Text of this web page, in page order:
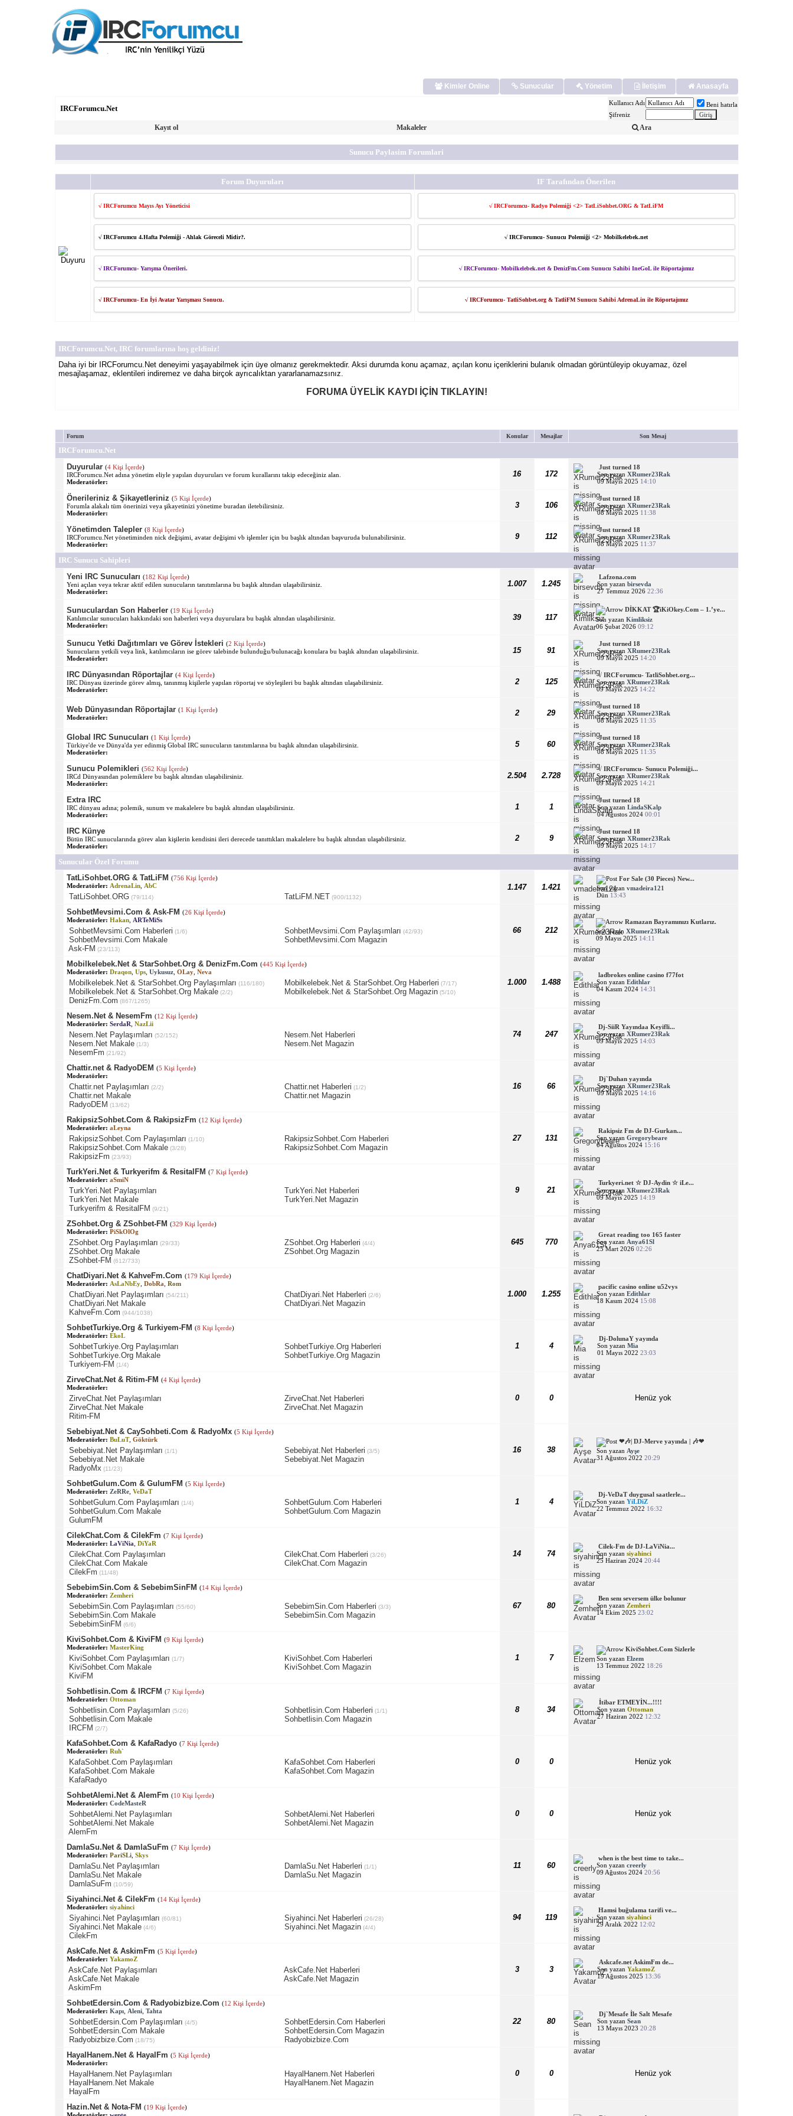
Anasayfa
İletişim
Yönetim
Sunucular
Kimler Online
IRCForumcu.Net
Kullanıcı Adı
Beni hatırla
Şifreniz
Kayıt ol Makaleler Ara
Sunucu Paylasim Forumlari
Forum Duyuruları IF Tarafından Önerilen
√ IRCForumcu Mayıs Ayı Yöneticisi
√ IRCForumcu 4.Hafta Polemiği - Ahlak Göreceli Midir?.
√ IRCForumcu- Yarışma Önerileri.
√ IRCForumcu- En İyi Avatar Yarışması Sonucu.
√ IRCForumcu- Radyo Polemiği <2> TatLiSohbet.ORG & TatLiFM
√ IRCForumcu- Sunucu Polemiği <2> Mobilkelebek.net
√ IRCForumcu- Mobilkelebek.net & DenizFm.Com Sunucu Sahibi IneGoL ile Röportajımız
√ IRCForumcu- TatliSohbet.org & TatliFM Sunucu Sahibi AdrenaLin ile Röportajımız
IRCForumcu.Net, IRC forumlarına hoş geldiniz!
Daha iyi bir IRCForumcu.Net deneyimi yaşayabilmek için üye olmanız gerekmektedir. Aksi durumda konu açamaz, açılan konu içeriklerini bulanık olmadan görüntüleyip okuyamaz, özel
mesajlaşamaz, eklentileri indiremez ve daha birçok ayrıcalıktan yararlanamazsınız.
FORUMA ÜYELİK KAYDI İÇİN TIKLAYIN!
Forum Konular Mesajlar Son Mesaj
IRCForumcu.Net
Duyurular (4 Kişi İçerde)
IRCForumcu.Net adına yönetim eliyle yapılan duyuruları ve forum kurallarını takip edeceğiniz alan.
Moderatörler:
16 172
Just turned 18
Son yazan XRumer23Rak
09 Mayıs 2025 14:10
Önerileriniz & Şikayetleriniz (5 Kişi İçerde)
Forumla alakalı tüm önerinizi veya şikayetinizi yönetime buradan iletebilirsiniz.
Moderatörler:
3 106
Just turned 18
Son yazan XRumer23Rak
08 Mayıs 2025 11:38
Yönetimden Talepler (8 Kişi İçerde)
IRCForumcu.Net yönetiminden nick değişimi, avatar değişimi vb işlemler için bu başlık altından başvuruda bulunabilirsiniz.
Moderatörler:
9 112
Just turned 18
Son yazan XRumer23Rak
08 Mayıs 2025 11:37
IRC Sunucu Sahipleri
Yeni IRC Sunucuları (182 Kişi İçerde)
Yeni açılan veya tekrar aktif edilen sunucuların tanıtımlarına bu başlık altından ulaşabilirsiniz.
Moderatörler:
1.007 1.245
Lafzona.com
Son yazan birsevda
27 Temmuz 2026 22:36
Sunuculardan Son Haberler (19 Kişi İçerde)
Katılımcılar sunucuları hakkındaki son haberleri veya duyurulara bu başlık altından ulaşabilirsiniz.
Moderatörler:
39 117
DİKKAT 🏆iKiOkey.Com – 1.’ye...
Son yazan Kimliksiz
06 Şubat 2026 09:12
Sunucu Yetki Dağıtımları ve Görev İstekleri (2 Kişi İçerde)
Sunucuların yetkili veya link, katılımcıların ise görev talebinde bulunduğu/bulunacağı konulara bu başlık altından ulaşabilirsiniz.
Moderatörler:
15 91
Just turned 18
Son yazan XRumer23Rak
09 Mayıs 2025 14:20
IRC Dünyasından Röportajlar (4 Kişi İçerde)
IRC Dünyası üzerinde görev almış, tanınmış kişilerle yapılan röportaj ve söyleşileri bu başlık altından ulaşabilirsiniz.
Moderatörler:
2 125
√ IRCForumcu- TatliSohbet.org...
Son yazan XRumer23Rak
09 Mayıs 2025 14:22
Web Dünyasından Röportajlar (1 Kişi İçerde)
Moderatörler:
2 29
Just turned 18
Son yazan XRumer23Rak
08 Mayıs 2025 11:35
Global IRC Sunucuları (1 Kişi İçerde)
Türkiye'de ve Dünya'da yer edinmiş Global IRC sunucuların tanıtımlarına bu başlık altından ulaşabilirsiniz.
Moderatörler:
5 60
Just turned 18
Son yazan XRumer23Rak
08 Mayıs 2025 11:35
Sunucu Polemikleri (562 Kişi İçerde)
IRCd Dünyasından polemiklere bu başlık altından ulaşabilirsiniz.
Moderatörler:
2.504 2.728
√ IRCForumcu- Sunucu Polemiği...
Son yazan XRumer23Rak
09 Mayıs 2025 14:21
Extra IRC
IRC dünyası adına; polemik, sunum ve makalelere bu başlık altından ulaşabilirsiniz.
Moderatörler:
1 1
Just turned 18
Son yazan LindaSKalp
04 Ağustos 2024 00:01
IRC Künye
Bütün IRC sunucularında görev alan kişilerin kendisini ileri derecede tanıttıkları makalelere bu başlık altından ulaşabilirsiniz.
Moderatörler:
2 9
Just turned 18
Son yazan XRumer23Rak
09 Mayıs 2025 14:17
Sunucular Özel Forumu
TatLiSohbet.ORG & TatLiFM (756 Kişi İçerde)
Moderatörler: AdrenaLin, AbC
TatLiSohbet.ORG(79/114) TatLiFM.NET (900/1132)
1.147 1.421
For Sale (30 Pieces) New...
Son yazan vmadeira121
Dün 13:43
SohbetMevsimi.Com & Ask-FM (26 Kişi İçerde)
Moderatörler: Hakan, ARTeMiSs
SohbetMevsimi.Com Haberleri (1/6) SohbetMevsimi.Com Paylaşımları (42/93)
SohbetMevsimi.Com Makale
SohbetMevsimi.Com Magazin
Ask-FM (23/113)
66 212
Ramazan Bayramınızı Kutlarız.
Son yazan XRumer23Rak
09 Mayıs 2025 14:11
Mobilkelebek.Net & StarSohbet.Org & DenizFm.Com (445 Kişi İçerde)
Moderatörler: Draqon, Ups, Uykusuz, OLay, Neva
Mobilkelebek.Net & StarSohbet.Org Paylaşımları (116/180) Mobilkelebek.Net & StarSohbet.Org Haberleri (7/17)
Mobilkelebek.Net & StarSohbet.Org Makale(2/2) Mobilkelebek.Net & StarSohbet.Org Magazin(5/10)
DenizFm.Com (867/1265)
1.000 1.488
ladbrokes online casino f77fot
Son yazan Edithlar
04 Kasım 2024 14:31
Nesem.Net & NesemFm (12 Kişi İçerde)
Moderatörler: SerdaR NazLii
Nesem.Net Paylaşımları (52/152)
Nesem.Net Haberleri
Nesem.Net Makale(1/3)
Nesem.Net Magazin
NesemFm (21/92)
74 247
Dj-SiiR Yayındaa Keyifli...
Son yazan XRumer23Rak
09 Mayıs 2025 14:03
Chattir.net & RadyoDEM (5 Kişi İçerde)
Moderatörler:
Chattir.net Paylaşımları (2/2) Chattir.net Haberleri (1/2)
Chattir.net Makale
Chattir.net Magazin
RadyoDEM (13/62)
16 66
Dj`Duhan yayında
Son yazan XRumer23Rak
09 Mayıs 2025 14:16
RakipsizSohbet.Com & RakipsizFm (12 Kişi İçerde)
Moderatörler: aLeyna
RakipsizSohbet.Com Paylaşımları (1/10)
RakipsizSohbet.Com Haberleri
RakipsizSohbet.Com Makale(3/28)
RakipsizSohbet.Com Magazin
RakipsizFm (23/93)
27 131
Rakipsiz Fm de DJ-Gurkan...
Son yazan Gregorybeare
04 Ağustos 2024 15:16
TurkYeri.Net & Turkyerifm & ResitalFM (7 Kişi İçerde)
Moderatörler: aSmiN
TurkYeri.Net Paylaşımları
TurkYeri.Net Haberleri
TurkYeri.Net Makale
TurkYeri.Net Magazin
Turkyerifm & ResitalFM (9/21)
9 21
Turkyeri.net ☆ DJ-Aydin ☆ iLe...
Son yazan XRumer23Rak
09 Mayıs 2025 14:19
ZSohbet.Org & ZSohbet-FM (329 Kişi İçerde)
Moderatörler: PiSkOlOg
ZSohbet.Org Paylaşımları (29/33) ZSohbet.Org Haberleri (4/4)
ZSohbet.Org Makale
ZSohbet.Org Magazin
ZSohbet-FM (612/733)
645 770
Great reading too 165 faster
Son yazan Anya61Sl
25 Mart 2026 02:26
ChatDiyari.Net & KahveFm.Com (179 Kişi İçerde)
Moderatörler: AsLaNbEy, DobRa Rom
ChatDiyari.Net Paylaşımları (54/211) ChatDiyari.Net Haberleri (2/6)
ChatDiyari.Net Makale
ChatDiyari.Net Magazin
KahveFm.Com (944/1038)
1.000 1.255
pacific casino online u52vys
Son yazan Edithlar
18 Kasım 2024 15:08
SohbetTurkiye.Org & Turkiyem-FM (8 Kişi İçerde)
Moderatörler: EkoL
SohbetTurkiye.Org Paylaşımları
SohbetTurkiye.Org Haberleri
SohbetTurkiye.Org Makale
SohbetTurkiye.Org Magazin
Turkiyem-FM (1/4)
1 4
Dj-DolunaY yayında
Son yazan Mia
01 Mayıs 2022 23:03
ZirveChat.Net & Ritim-FM (4 Kişi İçerde)
Moderatörler:
ZirveChat.Net Paylaşımları
ZirveChat.Net Haberleri
ZirveChat.Net Makale
ZirveChat.Net Magazin
Ritim-FM
0 0 Henüz yok
Sebebiyat.Net & CaySohbeti.Com & RadyoMx (5 Kişi İçerde)
Moderatörler: BuLuT, Göktürk
Sebebiyat.Net Paylaşımları (1/1) Sebebiyat.Net Haberleri (3/5)
Sebebiyat.Net Makale
Sebebiyat.Net Magazin
RadyoMx (11/23)
16 38
❤🎶| DJ-Merve yayında | 🎶❤
Son yazan Ayşe
31 Ağustos 2022 20:29
SohbetGulum.Com & GulumFM (5 Kişi İçerde)
Moderatörler: ZeRRe, VeDaT
SohbetGulum.Com Paylaşımları (1/4)
SohbetGulum.Com Haberleri
SohbetGulum.Com Makale
SohbetGulum.Com Magazin
GulumFM
1 4
Dj-VeDaT duygusal saatlerle...
Son yazan YiLDiZ
22 Temmuz 2022 16:32
CilekChat.Com & CilekFm (7 Kişi İçerde)
Moderatörler: LaViNia DiYaR
CilekChat.Com Paylaşımları CilekChat.Com Haberleri (3/26)
CilekChat.Com Makale
CilekChat.Com Magazin
CilekFm (11/48)
14 74
Cilek-Fm de DJ-LaViNia...
Son yazan siyahinci
25 Haziran 2024 20:44
SebebimSin.Com & SebebimSinFM (14 Kişi İçerde)
Moderatörler: Zemheri
SebebimSin.Com Paylaşımları (55/60) SebebimSin.Com Haberleri (3/3)
SebebimSin.Com Makale
SebebimSin.Com Magazin
SebebimSinFM (6/6)
67 80
Ben senı seversem ülke bolunur
Son yazan Zemheri
14 Ekim 2025 23:02
KiviSohbet.Com & KiviFM (9 Kişi İçerde)
Moderatörler: MasterKing
KiviSohbet.Com Paylaşımları (1/7)
KiviSohbet.Com Haberleri
KiviSohbet.Com Makale
KiviSohbet.Com Magazin
KiviFM
1 7
KiviSohbet.Com Sizlerle
Son yazan Elzem
13 Temmuz 2022 18:26
Sohbetlisin.Com & IRCFM (7 Kişi İçerde)
Moderatörler: Ottoman
Sohbetlisin.Com Paylaşımları (5/26) Sohbetlisin.Com Haberleri (1/1)
Sohbetlisin.Com Makale
Sohbetlisin.Com Magazin
IRCFM (2/7)
8 34
İtibar ETMEYİN...!!!!
Son yazan Ottoman
27 Haziran 2022 12:32
KafaSohbet.Com & KafaRadyo (7 Kişi İçerde)
Moderatörler: Ruh`
KafaSohbet.Com Paylaşımları
KafaSohbet.Com Haberleri
KafaSohbet.Com Makale
KafaSohbet.Com Magazin
KafaRadyo
0 0 Henüz yok
SohbetAlemi.Net & AlemFm (10 Kişi İçerde)
Moderatörler: CodeMasteR
SohbetAlemi.Net Paylaşımları
SohbetAlemi.Net Haberleri
SohbetAlemi.Net Makale
SohbetAlemi.Net Magazin
AlemFm
0 0 Henüz yok
DamlaSu.Net & DamlaSuFm (7 Kişi İçerde)
Moderatörler: PariSLi, Skys
DamlaSu.Net Paylaşımları DamlaSu.Net Haberleri (1/1)
DamlaSu.Net Makale
DamlaSu.Net Magazin
DamlaSuFm (10/59)
11 60
when is the best time to take...
Son yazan creerly
09 Ağustos 2024 20:56
Siyahinci.Net & CilekFm (14 Kişi İçerde)
Moderatörler: siyahinci
Siyahinci.Net Paylaşımları (60/81) Siyahinci.Net Haberleri (26/28)
Siyahinci.Net Makale(4/6) Siyahinci.Net Magazin(4/4)
CilekFm
94 119
Hamsi buğulama tarifi ve...
Son yazan siyahinci
29 Aralık 2022 12:02
AskCafe.Net & AskimFm (5 Kişi İçerde)
Moderatörler: YakamoZ
AskCafe.Net Paylaşımları
AskCafe.Net Haberleri
AskCafe.Net Makale
AskCafe.Net Magazin
AskimFm
3 3
Askcafe.net AskimFm de...
Son yazan YakamoZ
19 Ağustos 2025 13:36
SohbetEdersin.Com & Radyobizbize.Com (12 Kişi İçerde)
Moderatörler: Kapı, Aleni, Tahta
SohbetEdersin.Com Paylaşımları (4/5)
SohbetEdersin.Com Haberleri
SohbetEdersin.Com Makale
SohbetEdersin.Com Magazin
Radyobizbize.Com (18/75) Radyobizbize.Com
22 80
Dj`Mesafe İle Salt Mesafe
Son yazan Sean
13 Mayıs 2023 20:28
HayalHanem.Net & HayalFm (5 Kişi İçerde)
Moderatörler:
HayalHanem.Net Paylaşımları
HayalHanem.Net Haberleri
HayalHanem.Net Makale
HayalHanem.Net Magazin
HayalFm
0 0 Henüz yok
Hazin.Net & Nota-FM (19 Kişi İçerde)